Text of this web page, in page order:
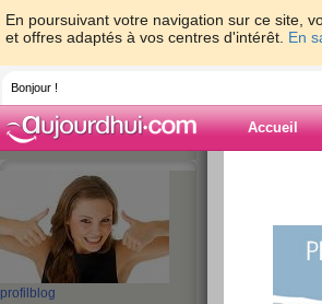
En poursuivant votre navigation sur ce site,
et offres adaptés à vos centres d'intérêt. En
Bonjour !
Accueil
profil blog
Blog